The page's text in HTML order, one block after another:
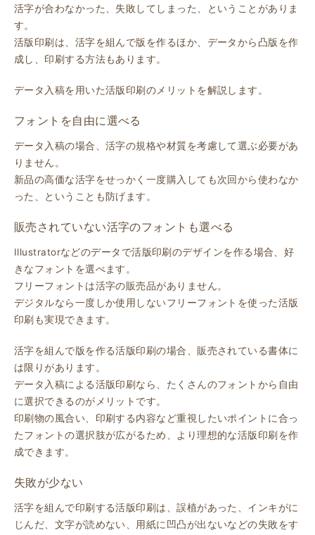
活字が合わなかった、失敗してしまった、ということがありま
す。
活版印刷は、活字を組んで版を作るほか、データから凸版を作
成し、印刷する方法もあります。
データ入稿を用いた活版印刷のメリットを解説します。
フォントを自由に選べる
データ入稿の場合、活字の規格や材質を考慮して選ぶ必要があ
りません。
新品の高価な活字をせっかく一度購入しても次回から使わなか
った、ということも防げます。
販売されていない活字のフォントも選べる
Illustratorなどのデータで活版印刷のデザインを作る場合、好
きなフォントを選べます。
フリーフォントは活字の販売品がありません。
デジタルなら一度しか使用しないフリーフォントを使った活版
印刷も実現できます。
活字を組んで版を作る活版印刷の場合、販売されている書体に
は限りがあります。
データ入稿による活版印刷なら、たくさんのフォントから自由
に選択できるのがメリットです。
印刷物の風合い、印刷する内容など重視したいポイントに合っ
たフォントの選択肢が広がるため、より理想的な活版印刷を作
成できます。
失敗が少ない
活字を組んで印刷する活版印刷は、誤植があった、インキがに
じんだ、文字が読めない、用紙に凹凸が出ないなどの失敗をす